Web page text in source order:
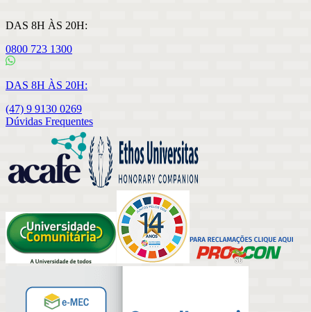
DAS 8H ÀS 20H:
0800 723 1300
DAS 8H ÀS 20H:
(47) 9 9130 0269
Dúvidas Frequentes